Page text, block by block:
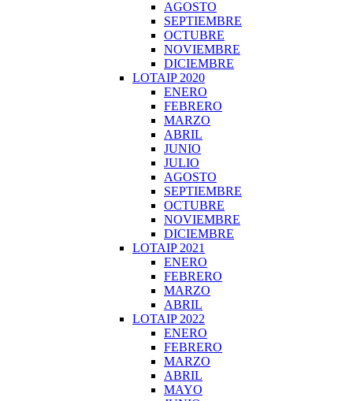
AGOSTO
SEPTIEMBRE
OCTUBRE
NOVIEMBRE
DICIEMBRE
LOTAIP 2020
ENERO
FEBRERO
MARZO
ABRIL
JUNIO
JULIO
AGOSTO
SEPTIEMBRE
OCTUBRE
NOVIEMBRE
DICIEMBRE
LOTAIP 2021
ENERO
FEBRERO
MARZO
ABRIL
LOTAIP 2022
ENERO
FEBRERO
MARZO
ABRIL
MAYO